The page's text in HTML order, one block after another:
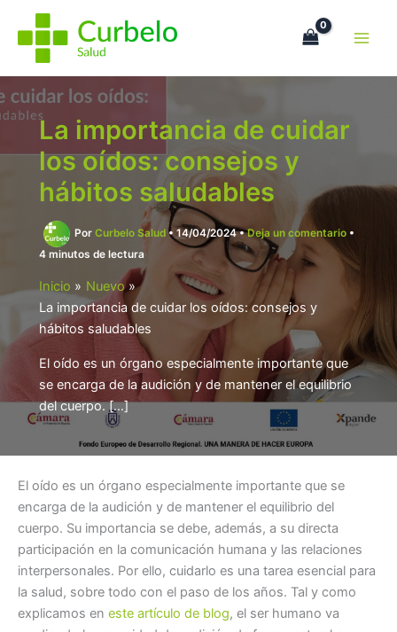
contenido
La importancia de cuidar
los oídos: consejos y
hábitos saludables
Por Curbelo Salud • 14/04/2024•Deja un comentario •
4 minutos de lectura
Inicio
Nuevo
La importancia de cuidar los oídos: consejos y
hábitos saludables
El oído es un órgano especialmente importante que
se encarga de la audición y de mantener el equilibrio
del cuerpo. […]
El oído es un órgano especialmente importante que se
encarga de la audición y de mantener el equilibrio del
cuerpo. Su importancia se debe, además, a su directa
participación en la comunicación humana y las relaciones
interpersonales. Por ello, cuidarlo es una tarea esencial para
la salud, sobre todo con el paso de los años. Tal y como
explicamos en este artículo de blog, el ser humano va